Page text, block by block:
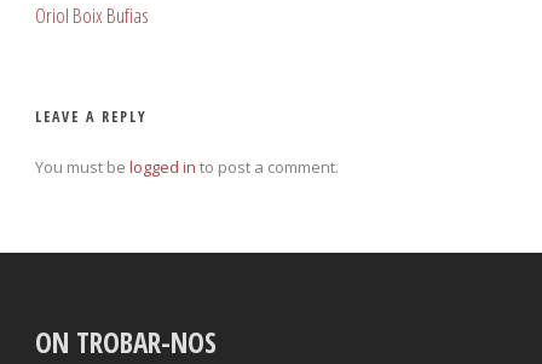
Oriol Boix Bufias
LEAVE A REPLY
You must be logged in to post a comment.
ON TROBAR-NOS